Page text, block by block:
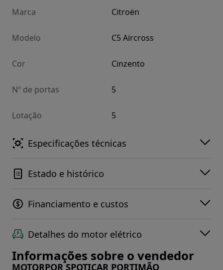
Marca Citroën
Modelo C5 Aircross
Cor Cinzento
Nº de portas 5
Lotação 5
Especificações técnicas
Estado e histórico
Financiamento e custos
Detalhes do motor elétrico
Informações sobre o vendedor
MOTORPOR SPOTICAR PORTIMÃO